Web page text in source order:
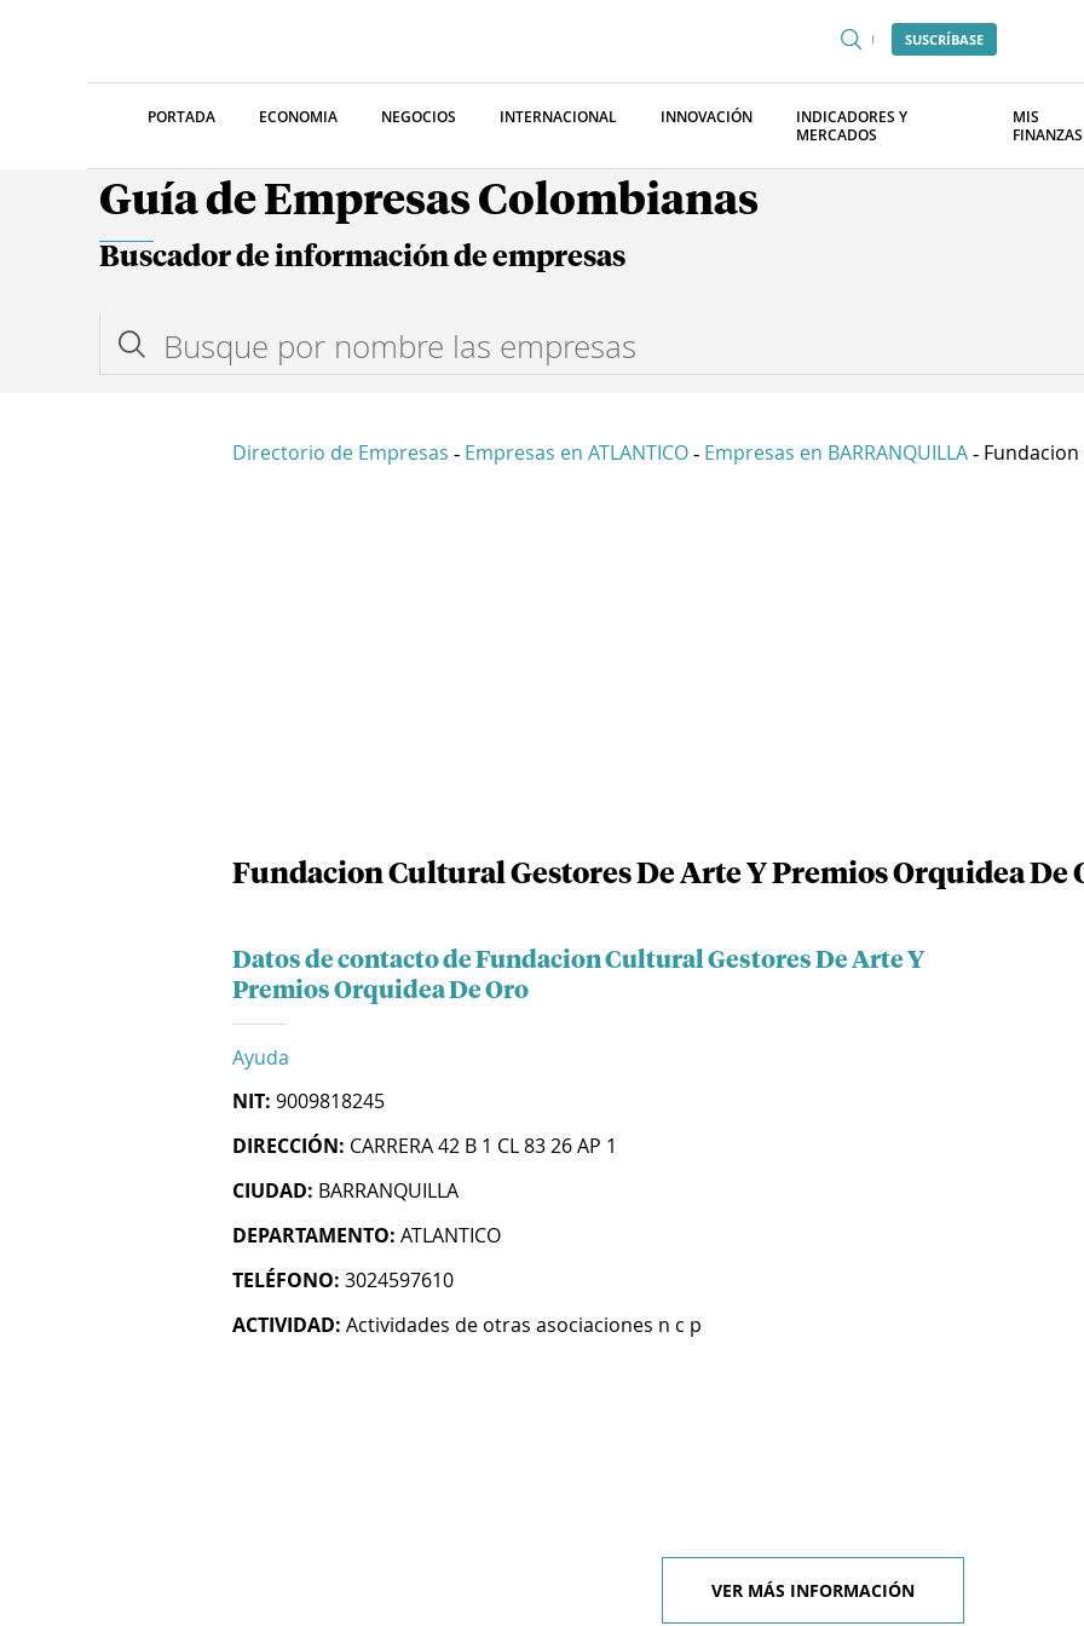
SUSCRÍBASE
PORTADA ECONOMIA NEGOCIOS INTERNACIONAL INNOVACIÓN
INDICADORES Y
MERCADOS
MIS
FINANZAS
Guía de Empresas Colombianas
Buscador de información de empresas
Directorio de Empresas - Empresas en ATLANTICO - Empresas en BARRANQUILLA -
Fundacion Cultural Gestores De Arte Y Premios Orquidea De
Datos de contacto de Fundacion Cultural Gestores De Arte Y
Premios Orquidea De Oro
Ayuda
NIT: 9009818245
DIRECCIÓN: CARRERA 42 B 1 CL 83 26 AP 1
CIUDAD: BARRANQUILLA
DEPARTAMENTO: ATLANTICO
TELÉFONO: 3024597610
ACTIVIDAD: Actividades de otras asociaciones n c p
VER MÁS INFORMACIÓN